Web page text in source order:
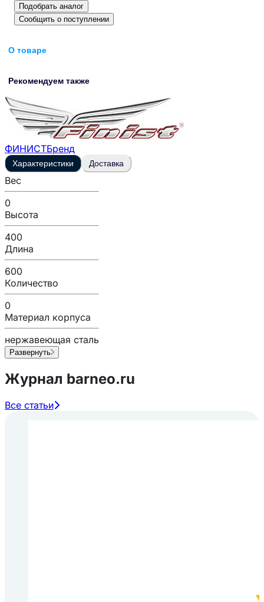
Подобрать аналог
Сообщить о поступлении
О товаре
Рекомендуем также
ФИНИСТБренд
Характеристики Доставка
Вес
0
Высота
400
Длина
600
Количество
0
Материал корпуса
нержавеющая сталь
Развернуть
Журнал barneo.ru
Все статьи